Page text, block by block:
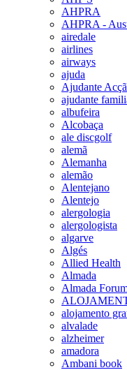
AHPRA
AHPRA -
airedale
airlines
airways
ajuda
Ajudante
ajudante
albufeira
Alcobaça
ale discgolf
alemã
Alemanha
alemão
Alentejano
Alentejo
alergologia
alergologista
algarve
Algés
Allied Health
Almada
Almada
alojamento
alvalade
alzheimer
amadora
Ambani book